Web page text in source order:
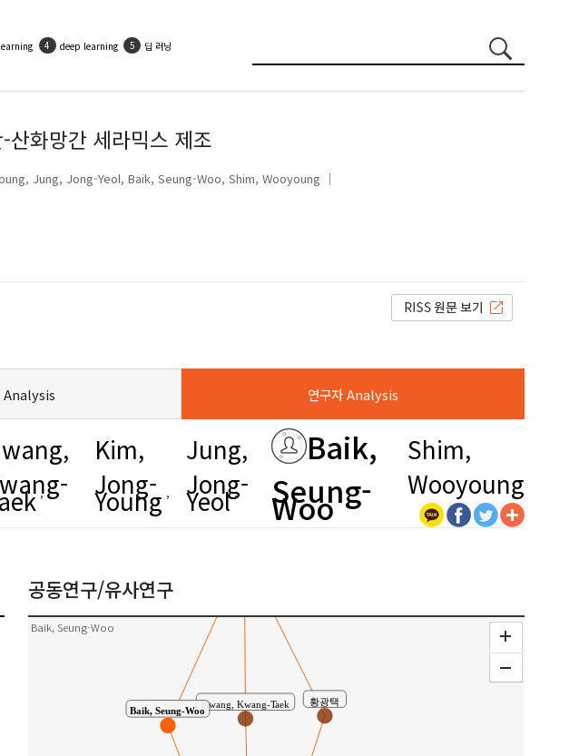
deep learning 딥 러닝
화망간 세라믹스 제조
Jung, Jong-Yeol Baik, Seung-Woo Shim, Wooyoung
Analysis 연구자 Analysis
Kim,
Jong-
Young
Jung,
Jong-
Yeol
Baik,
Seung-
Woo
Shim,
Wooyoung
공동연구/유사연구
Baik, Seung-Woo
Jung, Jong-Yeol
유동수
Hwang, Kwang-Taek 황광택
Kim, Jong-Young
김종영
Yu, Dongsu
Baik, Seung-Woo